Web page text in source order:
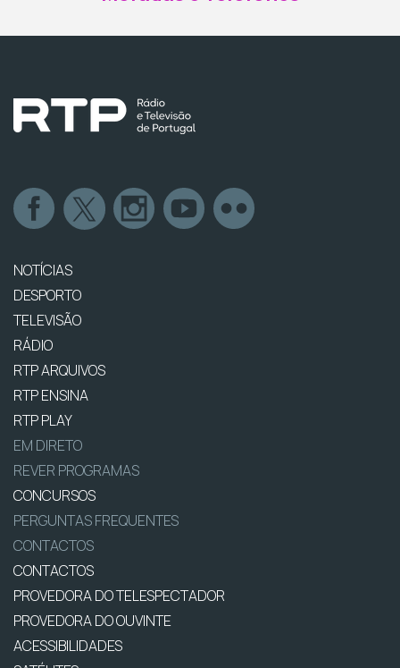
NOTÍCIAS
DESPORTO
TELEVISÃO
RÁDIO
RTP ARQUIVOS
RTP ENSINA
RTP PLAY
EM DIRETO
REVER PROGRAMAS
CONCURSOS
PERGUNTAS FREQUENTES
CONTACTOS
CONTACTOS
PROVEDORA DO TELESPECTADOR
PROVEDORA DO OUVINTE
ACESSIBILIDADES